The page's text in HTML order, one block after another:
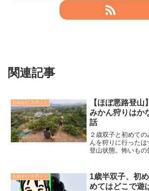
関連記事
お出かけスポット
【ほぼ悪路登
みかん狩りはか
話
２歳双子と初めて
んを狩りに行った
登山状態。怖いもの
何が大変だったか
す。
お出かけスポット
1歳半双子、初
めてはどこで遊